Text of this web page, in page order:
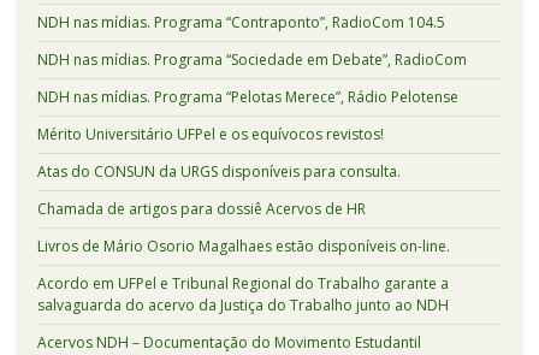
NDH nas mídias. Programa “Contraponto”, RadioCom 104.5
NDH nas mídias. Programa “Sociedade em Debate”, RadioCom
NDH nas mídias. Programa “Pelotas Merece”, Rádio Pelotense
Mérito Universitário UFPel e os equívocos revistos!
Atas do CONSUN da URGS disponíveis para consulta.
Chamada de artigos para dossiê Acervos de HR
Livros de Mário Osorio Magalhaes estão disponíveis on-line.
Acordo em UFPel e Tribunal Regional do Trabalho garante a
salvaguarda do acervo da Justiça do Trabalho junto ao NDH
Acervos NDH – Documentação do Movimento Estudantil